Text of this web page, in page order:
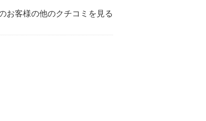
お客様の他のクチコミを見る